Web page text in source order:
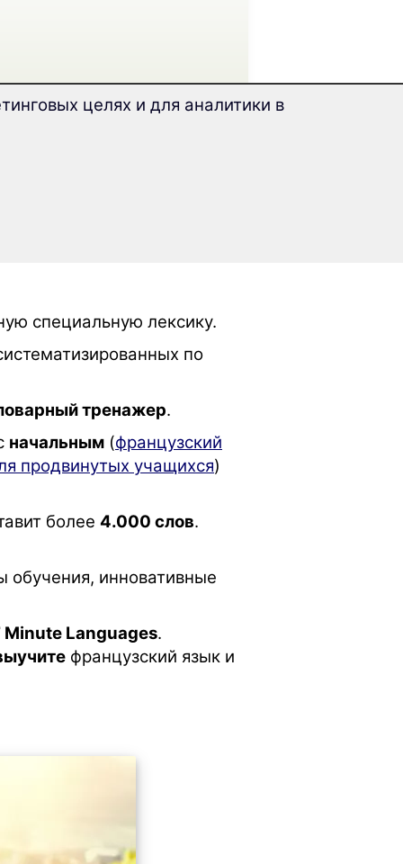
специальную лексику.
по
тренажер.
начальным (французский
продвинутых учащихся)
более 4.000 слов.
инновативные
Minute Languages.
французский язык и
целях и для аналитики в